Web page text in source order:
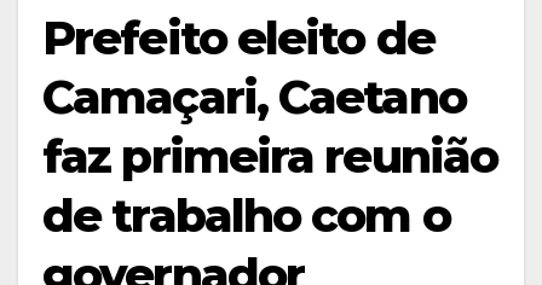
Prefeito eleito de
Camaçari, Caetano
faz primeira reunião
de trabalho com o